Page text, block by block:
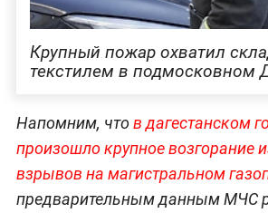
Крупный пожар охватил
текстилем в подмосковном
Напомним, чтов дагестанском
произошло крупное возгорание
взрывов на магистральном
предварительным данным МЧС